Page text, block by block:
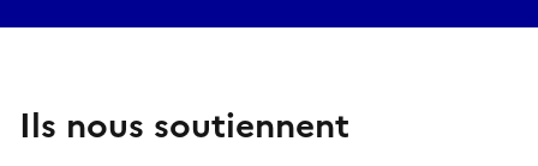
Ils nous soutiennent